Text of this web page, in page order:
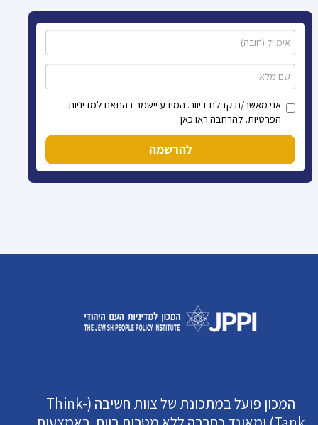
אני מאשר/ת קבלת דיוור. המידע יישמר בהתאם למדיניות
הפרטיות. להרחבה ראו כאן
להרשמה
המכון פועל במתכונת של צוות חשיבה (Think-